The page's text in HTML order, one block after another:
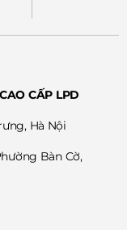
CẤP LPD
Hà Nội
Bàn Cờ,